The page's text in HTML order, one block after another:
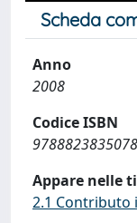
Scheda
Anno
2008
Codice ISBN
9788823835078
Appare nelle
2.1 Contributo